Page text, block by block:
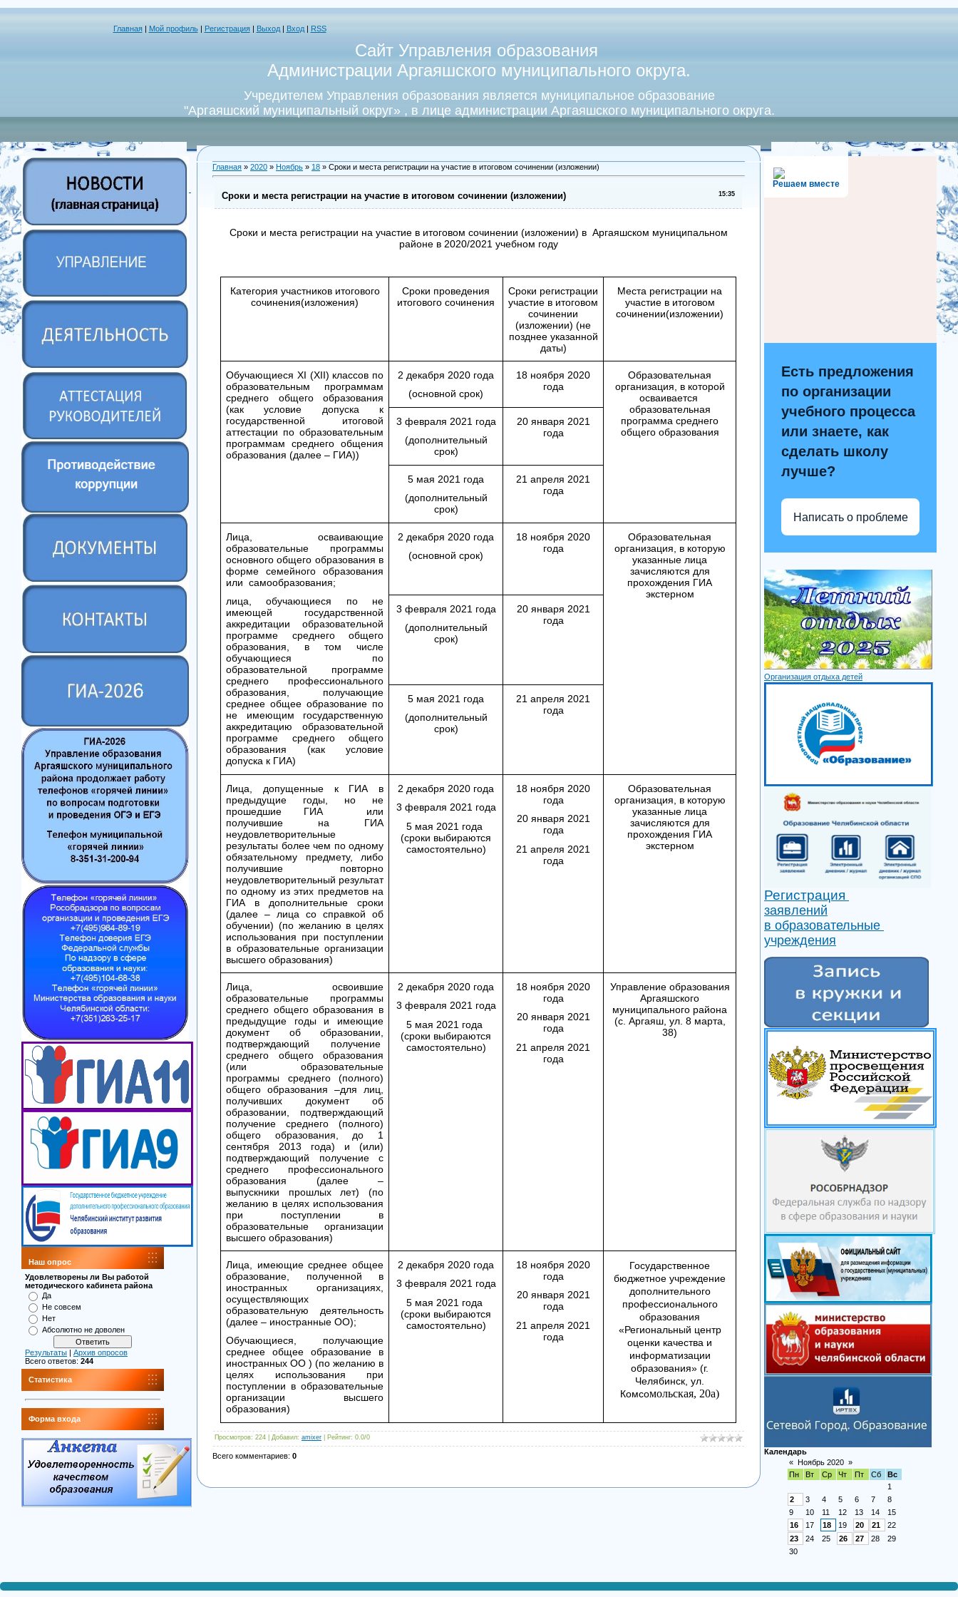
Главная| Мой профиль| Регистрация Выход| Вход RSS
Сайт Управления образования
Администрации Аргаяшского муниципального округа.
Учредителем Управления образования является муниципальное образование
"Аргаяшский муниципальный округ» , в лице администрации Аргаяшского муниципального округа.
Наш опрос
Удовлетворены ли Вы работой
методического кабинета района
Да
Не совсем
Нет
Абсолютно не доволен
Результаты
Архив опросов
Всего ответов: 244
Статистика
Форма входа
Главная » 2020 » Ноябрь » 18 » Сроки и места регистрации на участие в итоговом сочинении (изложении)
15:35
Сроки и места регистрации на участие в итоговом сочинении (изложении)
Сроки и места регистрации на участие в итоговом сочинении (изложении) в Аргаяшском муниципальном
районе в 2020/2021 учебном году
Категория участников итогового
сочинения(изложения)
Сроки проведения
итогового сочинения
Сроки регистрации
участие в итоговом
сочинении
(изложении) (не
позднее указанной
даты)
Места регистрации на
участие в итоговом
сочинении(изложении)
Обучающиеся XI (XII) классов по
образовательным программам
среднего общего образования
(как условие допуска к
государственной итоговой
аттестации по образовательным
программам среднего общения
образования (далее – ГИА))
2 декабря 2020 года
(основной срок)
18 ноября 2020
года
Образовательная
организация, в которой
осваивается
образовательная
программа среднего
общего образования
3 февраля 2021 года
(дополнительный
срок)
20 января 2021
года
5 мая 2021 года
(дополнительный
срок)
21 апреля 2021
года
Лица, осваивающие
образовательные программы
основного общего образования в
форме семейного образования
или самообразования;
лица, обучающиеся по не
имеющей государственной
аккредитации образовательной
программе среднего общего
образования, в том числе
обучающиеся по
образовательной программе
среднего профессионального
образования, получающие
среднее общее образование по
не имеющим государственную
аккредитацию образовательной
программе среднего общего
образования (как условие
допуска к ГИА)
2 декабря 2020 года
(основной срок)
18 ноября 2020
года
Образовательная
организация, в которую
указанные лица
зачисляются для
прохождения ГИА
экстерном
3 февраля 2021 года
(дополнительный
срок)
20 января 2021
года
5 мая 2021 года
(дополнительный
срок)
21 апреля 2021
года
Лица, допущенные к ГИА в
предыдущие годы, но не
прошедшие ГИА или
получившие на ГИА
неудовлетворительные
результаты более чем по одному
обязательному предмету, либо
получившие повторно
неудовлетворительный результат
по одному из этих предметов на
ГИА в дополнительные сроки
(далее – лица со справкой об
обучении) (по желанию в целях
использования при поступлении
в образовательные организации
высшего образования)
2 декабря 2020 года
3 февраля 2021 года
5 мая 2021 года
(сроки выбираются
самостоятельно)
18 ноября 2020
года
20 января 2021
года
21 апреля 2021
года
Образовательная
организация, в которую
указанные лица
зачисляются для
прохождения ГИА
экстерном
Лица, освоившие
образовательные программы
среднего общего образования в
предыдущие годы и имеющие
документ об образовании,
подтверждающий получение
среднего общего образования
(или образовательные
программы среднего (полного)
общего образования –для лиц,
получивших документ об
образовании, подтверждающий
получение среднего (полного)
общего образования, до 1
сентября 2013 года) и (или)
подтверждающий получение с
среднего профессионального
образования (далее –
выпускники прошлых лет) (по
желанию в целях использования
при поступлении в
образовательные организации
высшего образования)
2 декабря 2020 года
3 февраля 2021 года
5 мая 2021 года
(сроки выбираются
самостоятельно)
18 ноября 2020
года
20 января 2021
года
21 апреля 2021
года
Управление образования
Аргаяшского
муниципального района
(с. Аргаяш, ул. 8 марта,
38)
Лица, имеющие среднее общее
образование, полученной в
иностранных организациях,
осуществляющих
образовательную деятельность
(далее – иностранные ОО);
Обучающиеся, получающие
среднее общее образование в
иностранных ОО ) (по желанию в
целях использования при
поступлении в образовательные
организации высшего
образования)
2 декабря 2020 года
3 февраля 2021 года
5 мая 2021 года
(сроки выбираются
самостоятельно)
18 ноября 2020
года
20 января 2021
года
21 апреля 2021
года
Государственное
бюджетное учреждение
дополнительного
профессионального
образования
«Региональный центр
оценки качества и
информатизации
образования» (г.
Челябинск, ул.
Комсомольская, 20а)
Просмотров: 224 | Добавил: amixer Рейтинг: 0.0/0
Всего комментариев: 0
Решаем вместе
Есть предложения
по организации
учебного процесса
или знаете, как
сделать школу
лучше?
Написать о проблеме
Организация отдыха детей
Регистрация
заявлений
в образовательные
учреждения
Календарь
«
Ноябрь 2020 »
Пн
Вт Ср Чт Пт Сб
Вс
1
2
3 4 5 6 7
8
9
10 11 12 13 14
15
16
17 18 19 20 21
22
23
24 25 26 27 28
29
30